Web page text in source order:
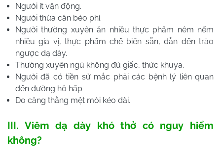
Người ít vận động.
Người thừa cân béo phì.
Người thường xuyên ăn nhiều thực phẩm nêm nếm
nhiều gia vị, thực phẩm chế biến sẵn, dẫn đến trào
ngược dạ dày.
Thường xuyên ngủ không đủ giấc, thức khuya.
Người đã có tiền sử mắc phải các bệnh lý liên quan
đến đường hô hấp
Do căng thẳng mệt mỏi kéo dài.
III. Viêm dạ dày khó thở có nguy hiểm
không?